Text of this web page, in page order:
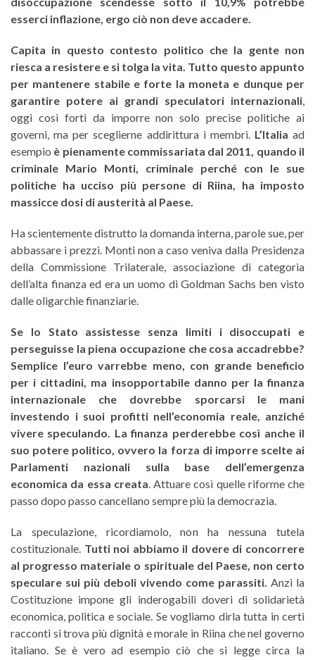
esserci inflazione, ergo ciò non deve accadere.
Capita in questo contesto politico che la gente non
riesca a resistere e si tolga la vita. Tutto questo appunto
per mantenere stabile e forte la moneta e dunque per
garantire potere ai grandi speculatori internazionali,
oggi così forti da imporre non solo precise politiche ai
governi, ma per sceglierne addirittura i membri. L’Italia ad
esempio è pienamente commissariata dal 2011, quando il
criminale Mario Monti, criminale perché con le sue
politiche ha ucciso più persone di Riina, ha imposto
massicce dosi di austerità al Paese.
Ha scientemente distrutto la domanda interna, parole sue, per
abbassare i prezzi. Monti non a caso veniva dalla Presidenza
della Commissione Trilaterale, associazione di categoria
dell’alta finanza ed era un uomo di Goldman Sachs ben visto
dalle oligarchie finanziarie.
Se lo Stato assistesse senza limiti i disoccupati e
perseguisse la piena occupazione che cosa accadrebbe?
Semplice l’euro varrebbe meno, con grande beneficio
per i cittadini, ma insopportabile danno per la finanza
internazionale che dovrebbe sporcarsi le mani
investendo i suoi profitti nell’economia reale, anziché
vivere speculando. La finanza perderebbe così anche il
suo potere politico, ovvero la forza di imporre scelte ai
Parlamenti nazionali sulla base dell’emergenza
economica da essa creata. Attuare così quelle riforme che
passo dopo passo cancellano sempre più la democrazia.
La speculazione, ricordiamolo, non ha nessuna tutela
costituzionale. Tutti noi abbiamo il dovere di concorrere
al progresso materiale o spirituale del Paese, non certo
speculare sui più deboli vivendo come parassiti. Anzi la
Costituzione impone gli inderogabili doveri di solidarietà
economica, politica e sociale. Se vogliamo dirla tutta in certi
racconti si trova più dignità e morale in Riina che nel governo
italiano. Se è vero ad esempio ciò che si legge circa la